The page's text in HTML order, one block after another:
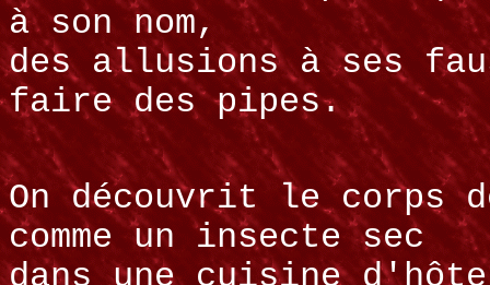
à son nom,
des allusions à ses
faire des pipes.
On découvrit le corps
comme un insecte sec